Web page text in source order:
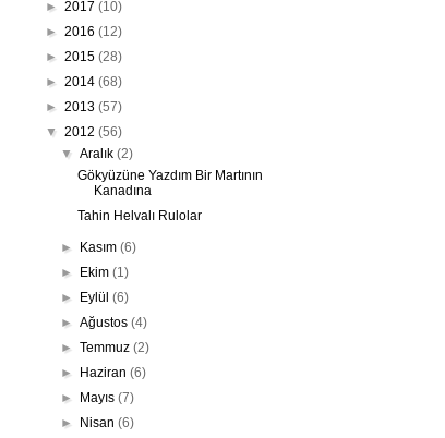
► 2017 (10)
► 2016 (12)
► 2015 (28)
► 2014 (68)
► 2013 (57)
▼ 2012 (56)
▼Aralık(2)
Gökyüzüne Yazdım Bir Martının
Kanadına
Tahin Helvalı Rulolar
► Kasım(6)
►
Ekim(1)
►
Eylül(6)
►Ağustos(4)
►Temmuz(2)
►
Haziran(6)
►
Mayıs(7)
►
Nisan(6)